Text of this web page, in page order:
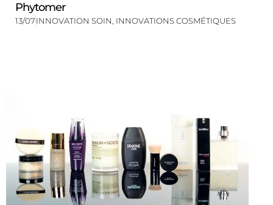
Phytomer
13/07INNOVATION SOIN INNOVATIONS COSMÉTIQUES